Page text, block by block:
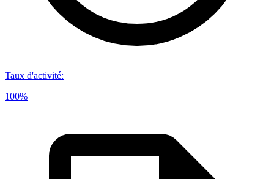
Taux d'activité:
100%